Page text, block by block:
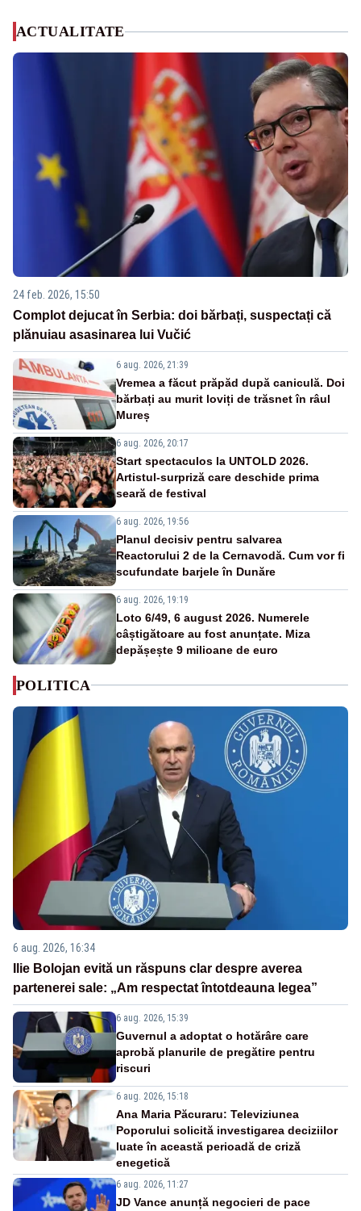
ACTUALITATE
24 feb. 2026, 15:50
Complot dejucat în Serbia: doi bărbați, suspectați că
plănuiau asasinarea lui Vučić
6 aug. 2026, 21:39
Vremea a făcut prăpăd după caniculă. Doi
bărbați au murit loviți de trăsnet în râul
Mureș
6 aug. 2026, 20:17
Start spectaculos la UNTOLD 2026.
Artistul-surpriză care deschide prima
seară de festival
6 aug. 2026, 19:56
Planul decisiv pentru salvarea
Reactorului 2 de la Cernavodă. Cum vor fi
scufundate barjele în Dunăre
6 aug. 2026, 19:19
Loto 6/49, 6 august 2026. Numerele
câștigătoare au fost anunțate. Miza
depășește 9 milioane de euro
POLITICA
6 aug. 2026, 16:34
Ilie Bolojan evită un răspuns clar despre averea
partenerei sale: „Am respectat întotdeauna legea”
6 aug. 2026, 15:39
Guvernul a adoptat o hotărâre care
aprobă planurile de pregătire pentru
riscuri
6 aug. 2026, 15:18
Ana Maria Păcuraru: Televiziunea
Poporului solicită investigarea deciziilor
luate în această perioadă de criză
enegetică
6 aug. 2026, 11:27
JD Vance anunță negocieri de pace